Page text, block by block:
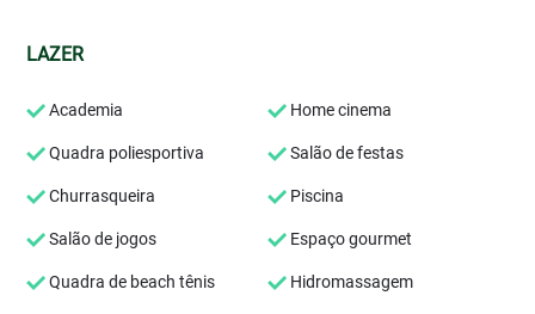
LAZER
Academia Home cinema
Quadra poliesportiva Salão de festas
Churrasqueira Piscina
Salão de jogos Espaço gourmet
Quadra de beach tênis Hidromassagem